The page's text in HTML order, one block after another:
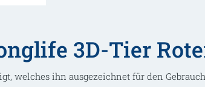
3D-Tier
welches ihn ausgezeichnet für den